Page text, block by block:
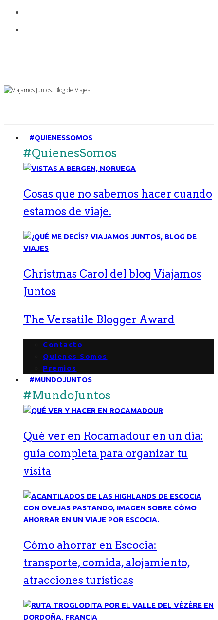
#QUIENESSOMOS
#QuienesSomos
Cosas que no sabemos hacer cuando
estamos de viaje.
Christmas Carol del blog Viajamos
Juntos
The Versatile Blogger Award
Contacto
Quienes Somos
Premios
#MUNDOJUNTOS
#MundoJuntos
Qué ver en Rocamadour en un día:
guía completa para organizar tu
visita
Cómo ahorrar en Escocia:
transporte, comida, alojamiento,
atracciones turísticas